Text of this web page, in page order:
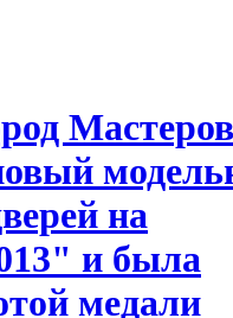
на
и была
медали